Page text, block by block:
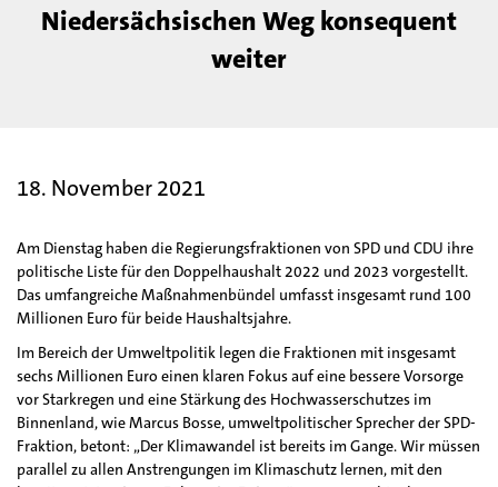
Niedersächsischen Weg konsequent
weiter
18. November 2021
Am Dienstag haben die Regierungsfraktionen von SPD und CDU ihre
politische Liste für den Doppelhaushalt 2022 und 2023 vorgestellt.
Das umfangreiche Maßnahmenbündel umfasst insgesamt rund 100
Millionen Euro für beide Haushaltsjahre.
Im Bereich der Umweltpolitik legen die Fraktionen mit insgesamt
sechs Millionen Euro einen klaren Fokus auf eine bessere Vorsorge
vor Starkregen und eine Stärkung des Hochwasserschutzes im
Binnenland, wie Marcus Bosse, umweltpolitischer Sprecher der SPD-
Fraktion, betont: „Der Klimawandel ist bereits im Gange. Wir müssen
parallel zu allen Anstrengungen im Klimaschutz lernen, mit den